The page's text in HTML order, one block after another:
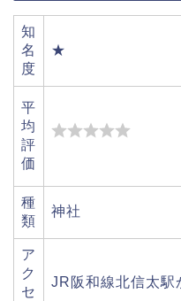
知
名
度
★
平
均
評
価
種
類
神社
ア
ク
セ
JR阪和線北信太駅